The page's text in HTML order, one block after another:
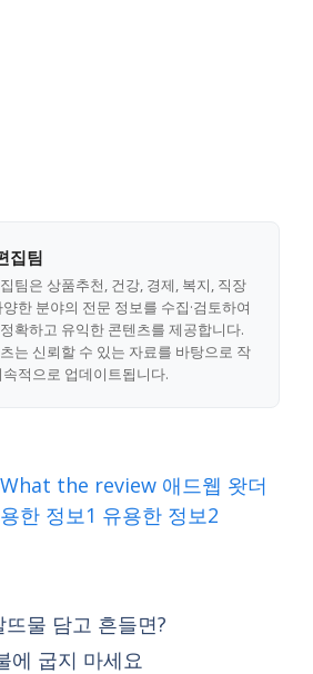
집팀
팀은 상품추천, 건강, 경제, 복지, 직장
한 분야의 전문 정보를 수집·검토하여
확하고 유익한 콘텐츠를 제공합니다.
는 신뢰할 수 있는 자료를 바탕으로 작
적으로 업데이트됩니다.
What the review 애드웹 왓더
한 정보1 유용한 정보2
물 담고 흔들면?
에 굽지 마세요